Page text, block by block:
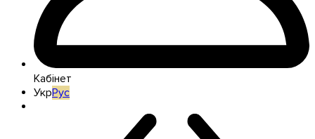
Кабінет
УкрРус